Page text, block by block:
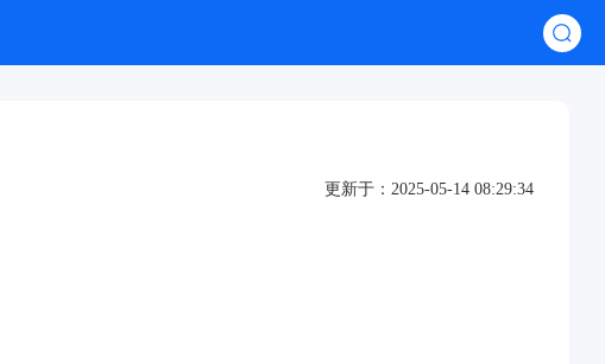
更新于：2025-05-14 08:29:34